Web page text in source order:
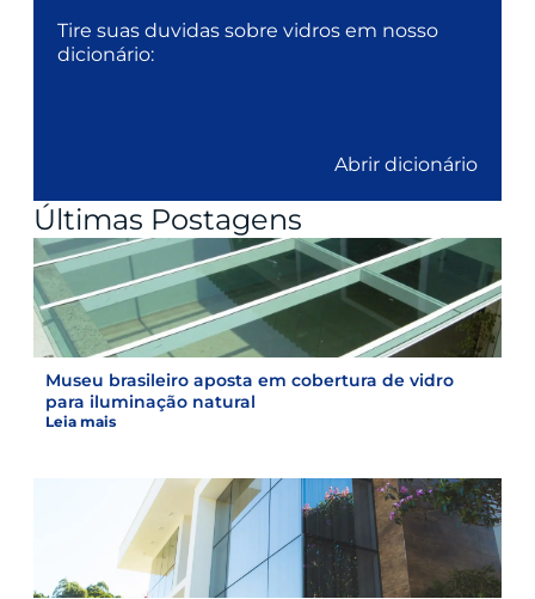
Tire suas duvidas sobre vidros em nosso
dicionário:
Abrir dicionário
Últimas Postagens
Museu brasileiro aposta em cobertura de vidro
para iluminação natural
Leia mais